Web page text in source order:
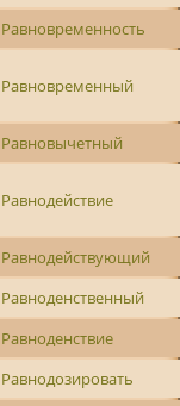
Равновременность
Равновременный
Равновычетный
Равнодействие
Равнодействующий
Равноденственный
Равноденствие
Равнодозировать